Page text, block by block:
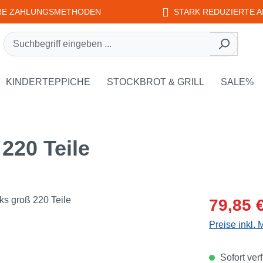
ZAHLUNGSMETHODEN STARK REDUZIERTE
EDUPLAY
der Kategorie WEPLAY
KINDERTEPPICHE STOCKBROT & GRILL SALE%
Teile
79,85
Preise inkl.
Sofort